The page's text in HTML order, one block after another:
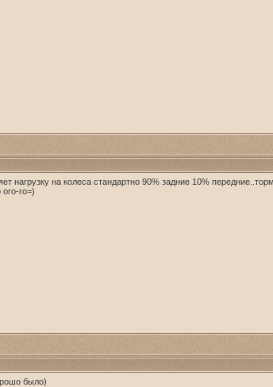
нагрузку на колеса стандартно 90% задние 10%
го=)
было)